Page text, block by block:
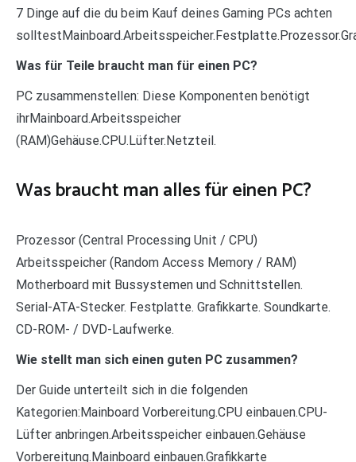
7 Dinge auf die du beim Kauf deines Gaming PCs achten
Was für Teile braucht man für einen PC?
PC zusammenstellen: Diese Komponenten benötigt
ihrMainboard.Arbeitsspeicher
(RAM)Gehäuse.CPU.Lüfter.Netzteil.
Was braucht man alles für einen PC?
Prozessor (Central Processing Unit / CPU)
Arbeitsspeicher (Random Access Memory / RAM)
Motherboard mit Bussystemen und Schnittstellen.
Serial-ATA-Stecker. Festplatte. Grafikkarte. Soundkarte.
CD-ROM- / DVD-Laufwerke.
Wie stellt man sich einen guten PC zusammen?
Der Guide unterteilt sich in die folgenden
Kategorien:Mainboard Vorbereitung.CPU einbauen.CPU-
Lüfter anbringen.Arbeitsspeicher einbauen.Gehäuse
Vorbereitung.Mainboard einbauen.Grafikkarte